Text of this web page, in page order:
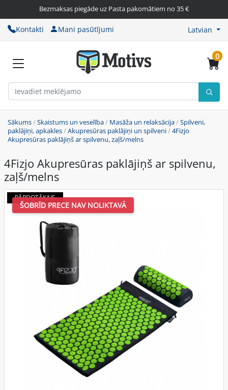
Bezmaksas piegāde uz Pasta pakomātiem no 35 €
Kontakti Mani pasūtījumi Latvian
0
Sākums/Skaistums un veselība/ Masāža un relaksācija/Spilveni,
paklājiņi, apkakles/Akupresūras paklājiņi un spilveni/4Fizjo
Akupresūras paklājiņš ar spilvenu, zaļš/melns
4Fizjo Akupresūras paklājiņš ar spilvenu,
zaļš/melns
PĀRDOTĀKAIS
ŠOBRĪD PRECE NAV NOLIKTAVĀ